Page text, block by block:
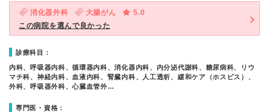
消化器外科 大腸がん
5.0
この病院を選んで良かった
診療科目：
内科、呼吸器内科、循環器内科、消化器内科、内分泌代謝科、糖尿病科、リウ
マチ科、神経内科、血液内科、腎臓内科、人工透析、緩和ケア（ホスピス）、
外科、呼吸器外科、心臓血管外…
専門医・資格：